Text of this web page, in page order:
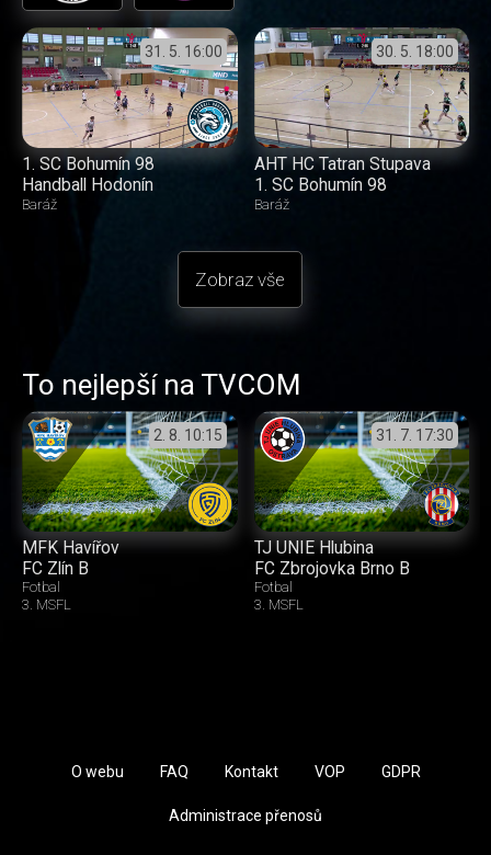
31. 5. 16:00
1. SC Bohumín 98
Handball Hodonín
Baráž
30. 5. 18:00
AHT HC Tatran Stupava
1. SC Bohumín 98
Baráž
Zobraz vše
To nejlepší na TVCOM
2. 8. 10:15
MFK Havířov
FC Zlín B
Fotbal
3. MSFL
31. 7. 17:30
TJ UNIE Hlubina
FC Zbrojovka Brno B
Fotbal
3. MSFL
O webu FAQ Kontakt VOP GDPR
Administrace přenosů